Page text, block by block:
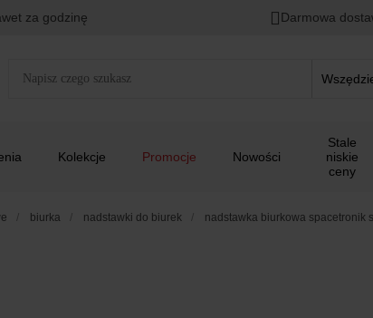
za godzinę Darmowa
Kolekcje Promocje Nowości
Stale
niskie
ceny
biurka nadstawki do biurek nadstawka biurkowa spacetronik